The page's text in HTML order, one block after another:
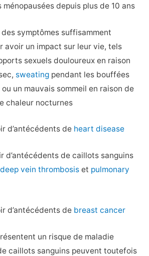
ménopausées depuis plus de 10 ans
symptômes suffisamment
avoir un impact sur leur vie, tels
sexuels douloureux en raison
sweating pendant les bouffées
un mauvais sommeil en raison de
chaleur nocturnes
d’antécédents de heart disease
d’antécédents de caillots sanguins
deep vein thrombosis et pulmonary
d’antécédents de breast cancer
un risque de maladie
caillots sanguins peuvent toutefois